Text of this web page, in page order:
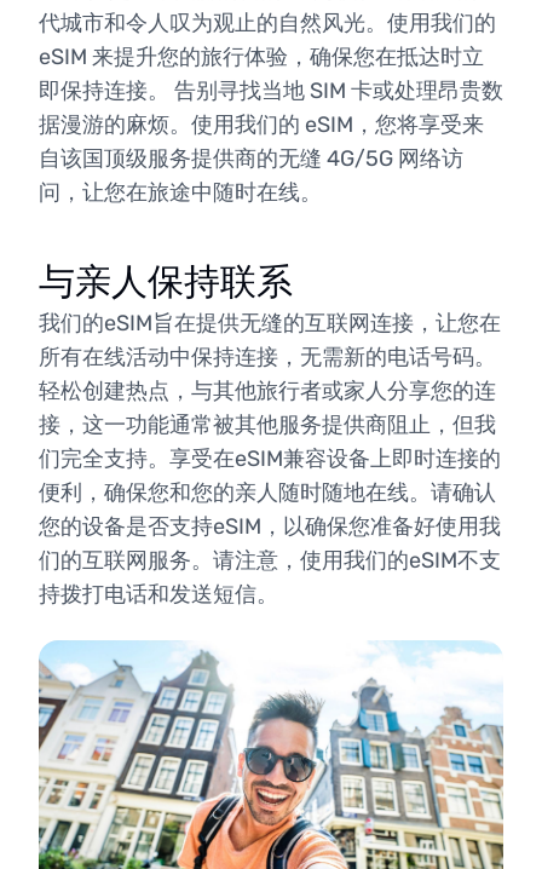
代城市和令人叹为观止的自然风光。使用我们的
eSIM 来提升您的旅行体验，确保您在抵达时立
即保持连接。 告别寻找当地 SIM 卡或处理昂贵数
据漫游的麻烦。使用我们的 eSIM，您将享受来
自该国顶级服务提供商的无缝 4G/5G 网络访
问，让您在旅途中随时在线。
与亲人保持联系
我们的eSIM旨在提供无缝的互联网连接，让您在
所有在线活动中保持连接，无需新的电话号码。
轻松创建热点，与其他旅行者或家人分享您的连
接，这一功能通常被其他服务提供商阻止，但我
们完全支持。享受在eSIM兼容设备上即时连接的
便利，确保您和您的亲人随时随地在线。请确认
您的设备是否支持eSIM，以确保您准备好使用我
们的互联网服务。请注意，使用我们的eSIM不支
持拨打电话和发送短信。